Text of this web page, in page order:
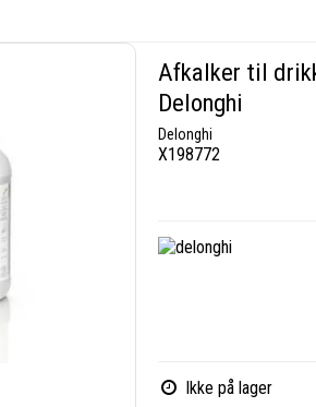
Afkalker til
Delonghi
Delonghi
X198772
Ikke på lager